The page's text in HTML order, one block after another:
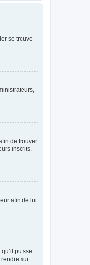
se trouve
de trouver
inscrits.
afin de lui
puisse
rendre sur